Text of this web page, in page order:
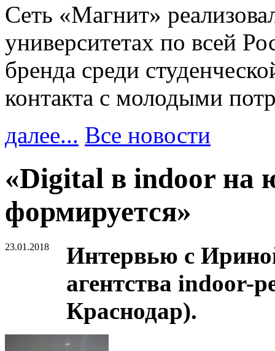
Сеть «Магнит»
университетах по всей
бренда среди
контакта с молодыми
далее... Все новости
«Digital в indoor на
формируется»
23.01.2018
Интервью с
агентства indoor-
Краснодар).